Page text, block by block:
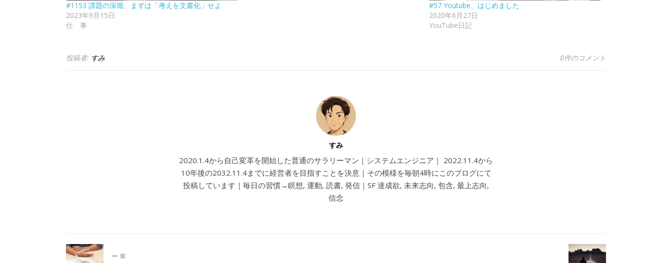
#1153 課題の深堀、まずは「考えを文書化」せよ
2023年9月15日
仕 事
#57 Youtube、はじめました
2020年6月27日
YouTube日記
投稿者: すみ 0件のコメント
すみ
2020.1.4から自己変革を開始した普通のサラリーマン｜システムエンジニア｜ 2022.11.4から
10年後の2032.11.4までに経営者を目指すことを決意｜その模様を毎朝4時にこのブログにて
投稿しています｜毎日の習慣→瞑想, 運動, 読書, 発信｜SF 達成欲, 未来志向, 包含, 最上志向,
信念
前